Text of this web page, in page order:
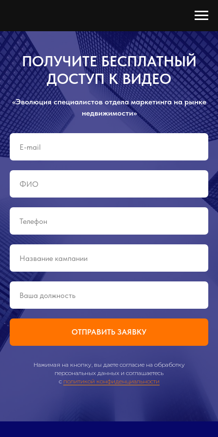
ПОЛУЧИТЕ БЕСПЛАТНЫЙ
ДОСТУП К ВИДЕО
«Эволюция специалистов отдела маркетинга на рынке
недвижимости»
ОТПРАВИТЬ ЗАЯВКУ
Нажимая на кнопку, вы даете согласие на обработку
персональных данных и соглашаетесь
с политикой конфиденциальности